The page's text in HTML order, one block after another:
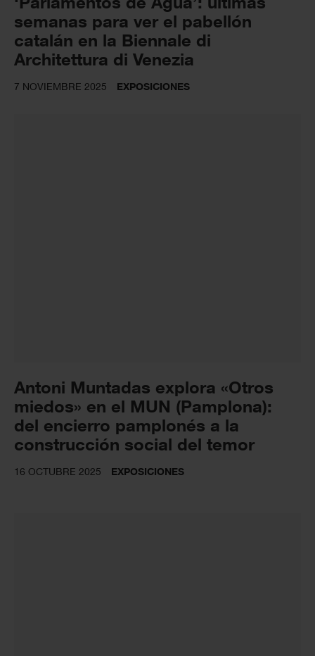
semanas para ver el pabellón
catalán en la Biennale di
Architettura di Venezia
7 NOVIEMBRE 2025 EXPOSICIONES
Antoni Muntadas explora «Otros
miedos» en el MUN (Pamplona):
del encierro pamplonés a la
construcción social del temor
16 OCTUBRE 2025 EXPOSICIONES